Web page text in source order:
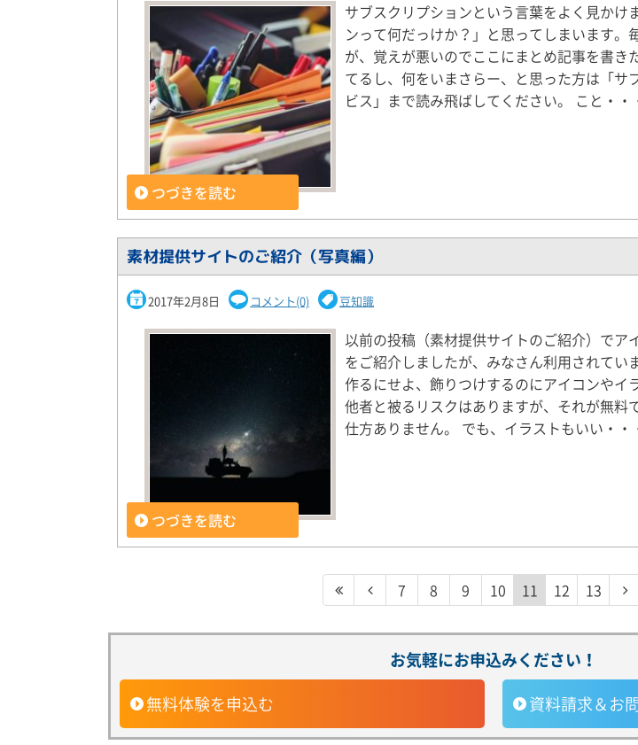
サブスクリプションという言葉をよく見かけ
ンって何だっけか？」と思ってしまいます。
が、覚えが悪いのでここにまとめ記事を書き
てるし、何をいまさらー、と思った方は「サ
ビス」まで読み飛ばしてください。 こと・・
つづきを読む
素材提供サイトのご紹介（写真編）
2017年2月8日 コメント(0) 豆知識
以前の投稿（素材提供サイトのご紹介）でア
をご紹介しましたが、みなさん利用されてい
作るにせよ、飾りつけするのにアイコンやイ
他者と被るリスクはありますが、それが無料
仕方ありません。 でも、イラストもいい・・
つづきを読む
7 8 9 10 11 12 13
お気軽にお申込みください！
無料体験を申込む
資料請求＆お